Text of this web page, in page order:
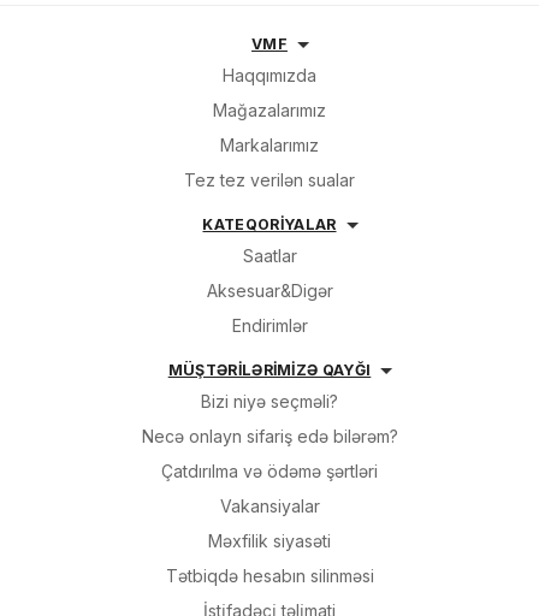
VMF
Haqqımızda
Mağazalarımız
Markalarımız
Tez tez verilən sualar
KATEQORİYALAR
Saatlar
Aksesuar&Digər
Endirimlər
MÜŞTƏRİLƏRİMİZƏ QAYĞI
Bizi niyə seçməli?
Necə onlayn sifariş edə bilərəm?
Çatdırılma və ödəmə şərtləri
Vakansiyalar
Məxfilik siyasəti
Tətbiqdə hesabın silinməsi
İsti̇fadəçi̇ təli̇mati